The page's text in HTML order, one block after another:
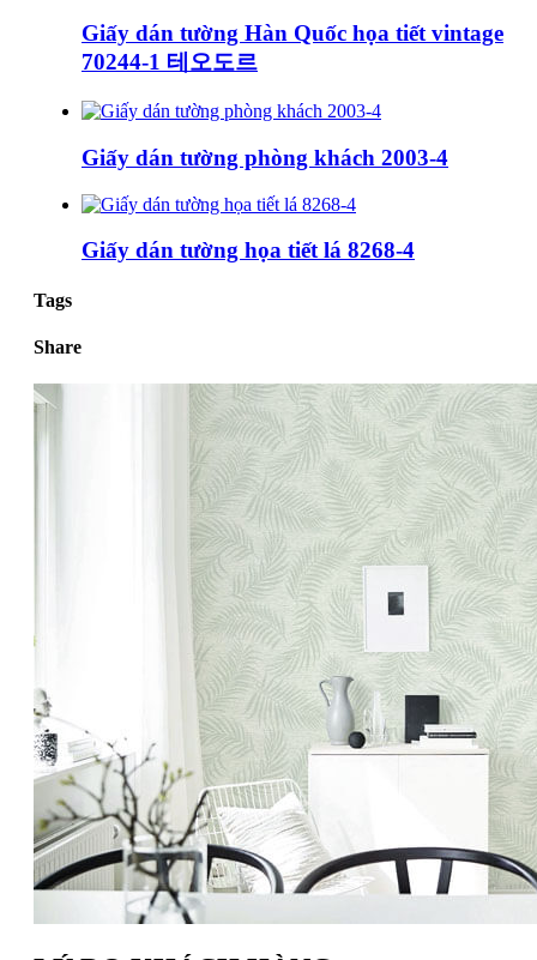
Giấy dán tường Hàn Quốc họa tiết vintage
70244-1 테오도르
Giấy dán tường phòng khách 2003-4
Giấy dán tường họa tiết lá 8268-4
Tags
Share